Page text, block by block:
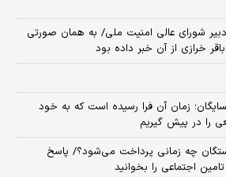
دبیر شورای عالی امنیت ملی/ به همان صورتی
خرازی از آن خبر داده بود
زمان آن فرا رسیده است که به خود
را در پیش گیریم
چه زمانی پرداخت می‌شود؟/ پاسخ
اجتماعی را بخوانید